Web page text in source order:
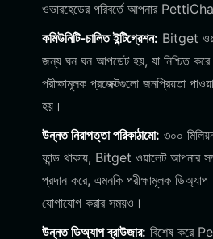
ওভারহেডের পরিবর্তে আপনার
কমিউনিটি-চালিত ইন্টিগ্রেশন: Bitget
জন্য ঘন ঘন আপডেট হয়, যা নিশ্চিত
পরীক্ষামূলক প্রজেক্টগুলো জনপ্রিয়তা
হয়।
উন্নত নিরাপত্তা পরিকাঠামো: ৩০০
ফান্ড থাকায়, Bitget ওয়ালেট আপনার
প্রদান করে, এমনকি পরীক্ষামূলক
যোগাযোগ করার সময়ও।
উন্নত ডিঅ্যাপ ব্রাউজার: বিশেষ করে